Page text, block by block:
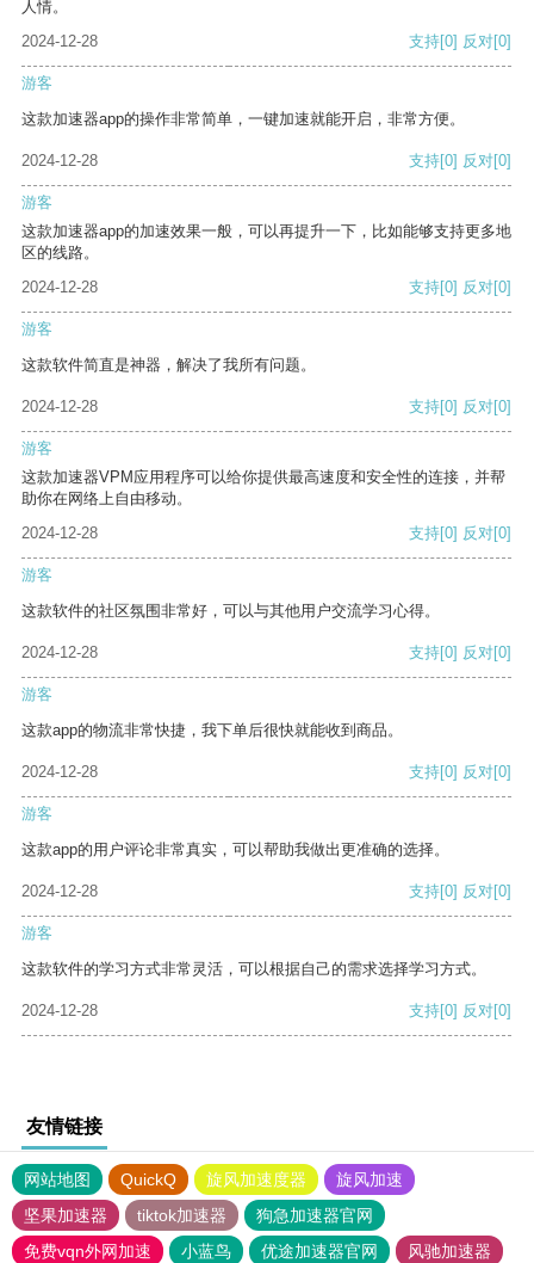
人情。
2024-12-28
支持[0] 反对[0]
游客
这款加速器app的操作非常简单，一键加速就能开启，非常方便。
2024-12-28 支持[0] 反对[0]
游客
这款加速器app的加速效果一般，可以再提升一下，比如能够支持更多地
区的线路。
2024-12-28
支持[0] 反对[0]
游客
这款软件简直是神器，解决了我所有问题。
2024-12-28 支持[0] 反对[0]
游客
这款加速器VPM应用程序可以给你提供最高速度和安全性的连接，并帮
助你在网络上自由移动。
2024-12-28
支持[0] 反对[0]
游客
这款软件的社区氛围非常好，可以与其他用户交流学习心得。
2024-12-28 支持[0] 反对[0]
游客
这款app的物流非常快捷，我下单后很快就能收到商品。
2024-12-28 支持[0] 反对[0]
游客
这款app的用户评论非常真实，可以帮助我做出更准确的选择。
2024-12-28 支持[0] 反对[0]
游客
这款软件的学习方式非常灵活，可以根据自己的需求选择学习方式。
2024-12-28 支持[0] 反对[0]
友情链接
网站地图 QuickQ 旋风加速度器
旋风加速
坚果加速器
tiktok加速器
狗急加速器官网
免费vqn外网加速
小蓝鸟 优途加速器官网
风驰加速器